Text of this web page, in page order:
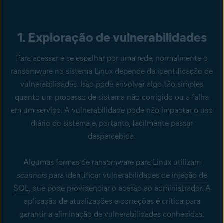
1. Exploração de vulnerabilidades
Para acessar e se espalhar por uma rede, normalmente o
ransomware no sistema Linux depende da identificação de
vulnerabilidades. Isso pode envolver algo tão simples
quanto um processo de sistema não corrigido ou a falha
em um serviço. A vulnerabilidade pode não impactar o uso
diário do sistema e, portanto, facilmente passar
despercebida.
Algumas formas de ransomware para Linux utilizam
scannerspara identificar vulnerabilidades de injeção de
SQL , que pode providenciar o acesso ao administrador. A
aplicação de atualizações e correções é crítica para
garantir a eliminação de vulnerabilidades conhecidas.